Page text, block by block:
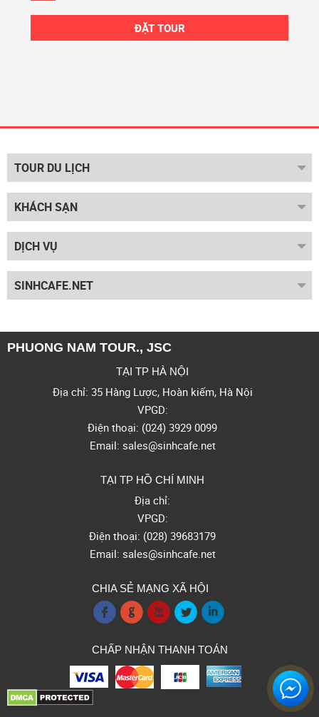
ĐẶT TOUR
TOUR DU LỊCH
KHÁCH SẠN
DỊCH VỤ
SINHCAFE.NET
PHUONG NAM TOUR., JSC
TẠI TP HÀ NỘI
Địa chỉ: 35 Hàng Lược, Hoàn kiếm, Hà Nội
VPGD:
Điện thoại: (024) 3929 0099
Email: sales@sinhcafe.net
TẠI TP HỒ CHÍ MINH
Địa chỉ:
VPGD:
Điện thoại: (028) 39683179
Email: sales@sinhcafe.net
CHIA SẺ MẠNG XÃ HỘI
fgxli
CHẤP NHẬN THANH TOÁN